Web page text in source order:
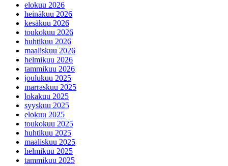
elokuu 2026
heinäkuu 2026
kesäkuu 2026
toukokuu 2026
huhtikuu 2026
maaliskuu 2026
helmikuu 2026
tammikuu 2026
joulukuu 2025
marraskuu 2025
lokakuu 2025
syyskuu 2025
elokuu 2025
toukokuu 2025
huhtikuu 2025
maaliskuu 2025
helmikuu 2025
tammikuu 2025